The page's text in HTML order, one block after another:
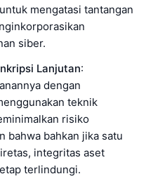
mengatasi tantangan
siber.
Lanjutan:
dengan
teknik
risiko
bahwa bahkan jika satu
integritas aset
terlindungi.